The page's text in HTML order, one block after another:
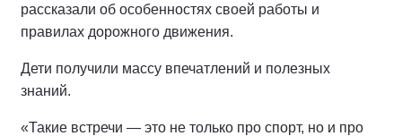
рассказали об особенностях своей работы и
правилах дорожного движения.
Дети получили массу впечатлений и полезных
знаний.
«Такие встречи — это не только про спорт, но и про